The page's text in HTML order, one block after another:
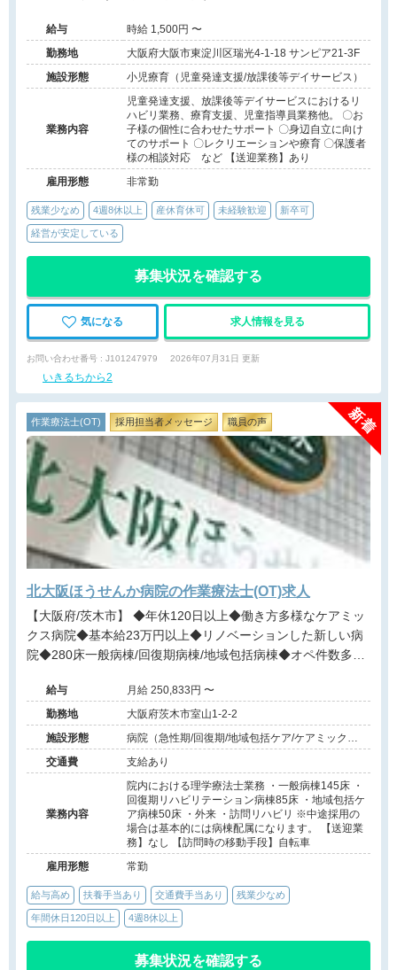
給与
時給 1,500円 〜
勤務地
大阪府大阪市東淀川区瑞光4-1-18 サンピア21-3F
施設形態
小児療育（児童発達支援/放課後等デイサービス）
業務内容
児童発達支援、放課後等デイサービスにおけるリ
ハビリ業務、療育支援、児童指導員業務他。 〇お
子様の個性に合わせたサポート 〇身辺自立に向け
てのサポート 〇レクリエーションや療育 〇保護者
様の相談対応 など 【送迎業務】あり
雇用形態
非常勤
残業少なめ 4週8休以上 産休育休可 未経験歓迎 新卒可
経営が安定している
募集状況を確認する
気になる 求人情報を見る
お問い合わせ番号 : J101247979 2026年07月31日 更新
いきるちから2
作業療法士(OT) 採用担当者メッセージ 職員の声
北大阪ほうせんか病院の作業療法士(OT)求人
【大阪府/茨木市】 ◆年休120日以上◆働き方多様なケアミッ
クス病院◆基本給23万円以上◆リノベーションした新しい病
院◆280床一般病棟/回復期病棟/地域包括病棟◆オペ件数多数
制充実＠茨木市
給与
月給 250,833円 〜
勤務地
大阪府茨木市室山1-2-2
施設形態
病院（急性期/回復期/地域包括ケア/ケアミックス/
外来）
交通費 支給あり
業務内容
院内における理学療法士業務 ・一般病棟145床 ・
回復期リハビリテーション病棟85床 ・地域包括ケ
ア病棟50床 ・外来 ・訪問リハビリ ※中途採用の
場合は基本的には病棟配属になります。 【送迎業
務】なし 【訪問時の移動手段】自転車
雇用形態
常勤
給与高め 扶養手当あり 交通費手当あり 残業少なめ
年間休日120日以上 4週8休以上
募集状況を確認する